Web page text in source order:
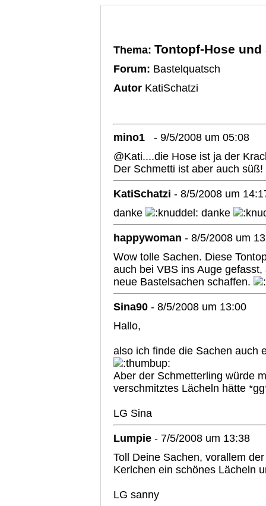
Thema: Tontopf-Hose
Forum: Bastelquatsch
Autor KatiSchatzi
mino1
- 9/5/2008 um 05:08
@Kati....die Hose ist ja der
Der Schmetti ist aber auch süß!
KatiSchatzi - 8/5/2008 um
danke
danke
happywoman - 8/5/2008 um
Wow tolle Sachen. Diese
auch bei VBS ins Auge
neue Bastelsachen schaffen.
Sina90 - 8/5/2008 um 13:00
Hallo,
also ich finde die Sachen auch
Aber der Schmetterling würde
verschmitztes Lächeln hätte
LG Sina
Lumpie - 7/5/2008 um 13:38
Toll Deine Sachen, vorallem
Kerlchen ein schönes Lächeln
LG sanny